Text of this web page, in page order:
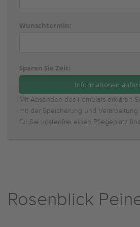
Wunschtermin:
Sparen Sie Zeit:
Mit Absenden des Fomulars erklären
mit der Speicherung und Verarbeitung
für Sie kostenfrei einen Pflegeplatz
Rosenblick